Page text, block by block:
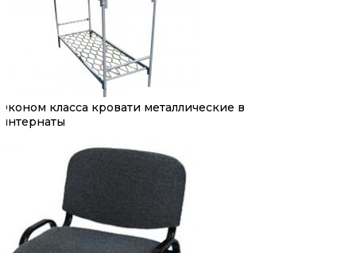
Эконом класса кровати металлические в
интернаты